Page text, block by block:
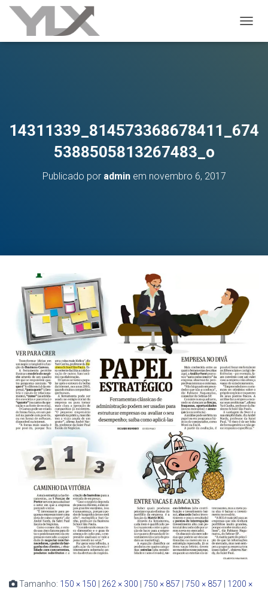
14311339_814573368678411_674
5388505813267483_o
Publicado por adminem novembro 6, 2017
Tamanho: 150 × 150 262 × 300 750 × 857 750 × 857
1200 ×